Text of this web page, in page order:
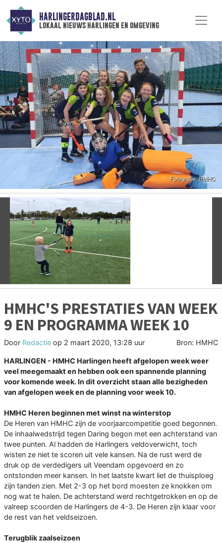
HARLINGERDAGBLAD.NL
lokaal nieuws harlingen en omgeving
Vorige
HMHC'S PRESTATIES VAN WEEK
9 EN PROGRAMMA WEEK 10
Door Redactie op 2 maart 2020, 13:28 uur Bron: HMHC
HARLINGEN - HMHC Harlingen heeft afgelopen week weer
veel meegemaakt en hebben ook een spannende planning
voor komende week. In dit overzicht staan alle bezigheden
van afgelopen week en de planning voor week 10.
HMHC Heren beginnen met winst na winterstop
De Heren van HMHC zijn de voorjaarcompetitie goed begonnen.
De inhaalwedstrijd tegen Daring begon met een achterstand van
twee punten. Al hadden de Harlingers veldoverwicht, toch
wisten ze niet te scoren uit vele kansen. Na de rust werd de
druk op de verdedigers uit Veendam opgevoerd en zo
ontstonden meer kansen. In het laatste kwart liet de thuisploeg
zijn tanden zien. Met 2-3 op het bord moesten ze knokken om
nog wat te halen. De achterstand werd rechtgetrokken en op de
valreep scoorden de Harlingers de 4-3. De Heren zijn klaar voor
de rest van het veldseizoen.
Terugblik zaalseizoen